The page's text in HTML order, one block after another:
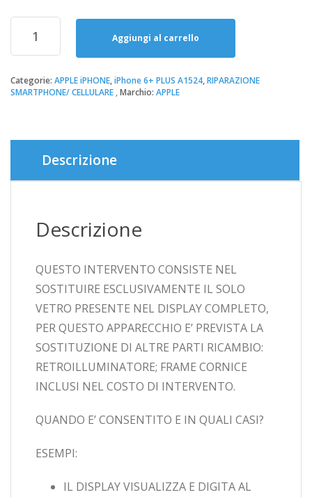
Riparazione
Sostituzione
Vetro-
iPhone
6+
quantità
Aggiungi al carrello
Categorie: APPLE iPHONE,iPhone 6+ PLUS A1524,RIPARAZIONE
SMARTPHONE/ CELLULARE Marchio: APPLE
Descrizione
Descrizione
QUESTO INTERVENTO CONSISTE NEL
SOSTITUIRE ESCLUSIVAMENTE IL SOLO
VETRO PRESENTE NEL DISPLAY COMPLETO,
PER QUESTO APPARECCHIO E’ PREVISTA LA
SOSTITUZIONE DI ALTRE PARTI RICAMBIO:
RETROILLUMINATORE; FRAME CORNICE
INCLUSI NEL COSTO DI INTERVENTO.
QUANDO E’ CONSENTITO E IN QUALI CASI?
ESEMPI:
IL DISPLAY VISUALIZZA E DIGITA AL